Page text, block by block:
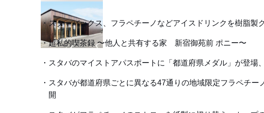
スターバックス、フラペチーノなどアイスドリンクを樹脂
超私的喫茶録 〜他人と共有する家 新宿御苑前 ポニー〜
スタバのマイストアパスポートに「都道府県メダル」が登場
スタバが都道府県ごとに異なる47通りの地域限定フラペチ
開